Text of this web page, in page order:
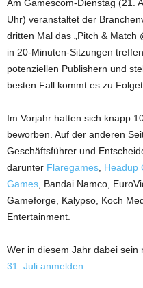
Am Gamescom-Dienstag (21.
Uhr) veranstaltet der
dritten Mal das „Pitch & Match
in 20-Minuten-Sitzungen
potenziellen Publishern und
besten Fall kommt es zu
Im Vorjahr hatten sich knapp
beworben. Auf der anderen
Geschäftsführer und
darunter Flaregames Headup
Games , Bandai Namco,
Gameforge, Kalypso, Koch
Entertainment.
Wer in diesem Jahr dabei sein
31. Juli anmelden